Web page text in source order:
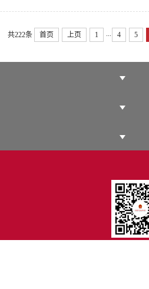
共222条 首页 上页 1 ... 4 5